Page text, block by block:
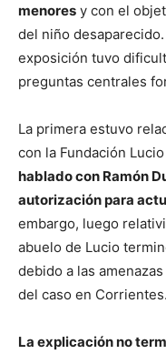
menores y con el
del niño
exposición tuvo
preguntas centrales
La primera estuvo
con la Fundación
hablado con Ramón
autorización para
embargo, luego
abuelo de Lucio
debido a las
del caso en Corrientes.
La explicación no